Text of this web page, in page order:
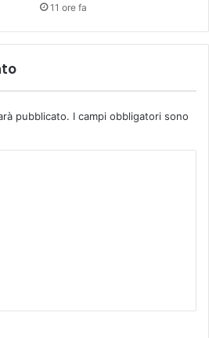
11 ore fa
pubblicato. I campi obbligatori sono